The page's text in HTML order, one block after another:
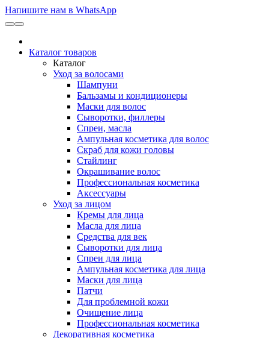
Напишите нам в WhatsApp
Каталог товаров
Каталог
Уход за волосами
Шампуни
Бальзамы и кондиционеры
Маски для волос
Сыворотки, филлеры
Спреи, масла
Ампульная косметика для волос
Скраб для кожи головы
Стайлинг
Окрашивание волос
Профессиональная косметика
Аксессуары
Уход за лицом
Кремы для лица
Масла для лица
Средства для век
Сыворотки для лица
Спреи для лица
Ампульная косметика для лица
Маски для лица
Патчи
Для проблемной кожи
Очищение лица
Профессиональная косметика
Декоративная косметика